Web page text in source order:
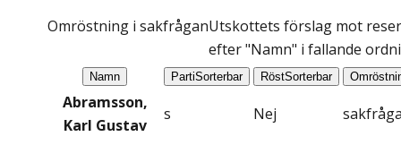
Omröstning i sakfråganUtskottets förslag mot
efter "Namn" i fallande
Namn PartiSorterbar RöstSorterbar
Abramsson,
Karl Gustav
s Nej